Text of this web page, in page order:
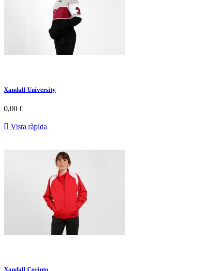
Xandall University
0,00 €
 Vista ràpida
Xandall Corinto